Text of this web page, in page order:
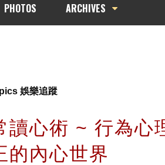
PHOTOS ARCHIVES
娛樂追蹤
讀心術 ~ 行為心
的內心世界